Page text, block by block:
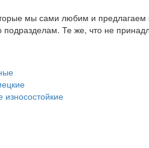
мы сами любим и предлагаем
Те же, что не